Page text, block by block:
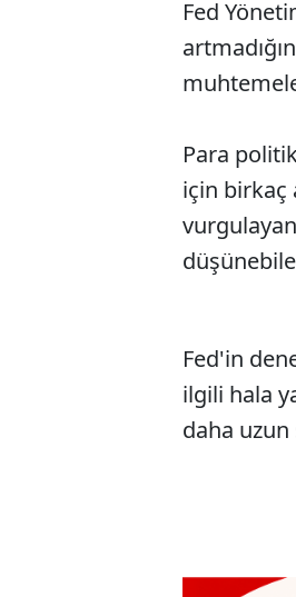
Fed
Para
için birkaç
Fed'in
ilgili hala
daha uzun